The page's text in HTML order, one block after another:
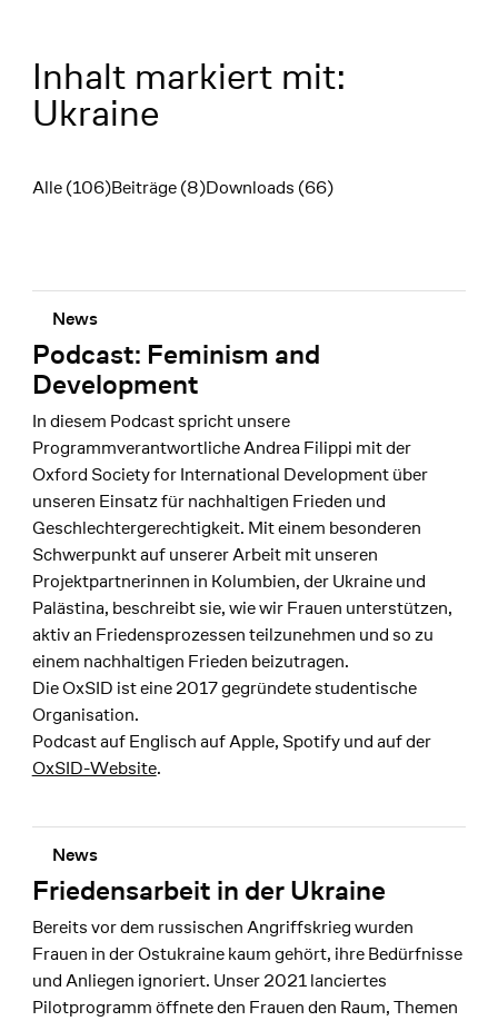
Inhalt markiert mit:
Ukraine
Filter
Alle (106)Beiträge (8)Downloads (66)
Podcast: Feminism and
Development
News
In diesem Podcast spricht unsere
Programmverantwortliche Andrea Filippi mit der
Oxford Society for International Development über
unseren Einsatz für nachhaltigen Frieden und
Geschlechtergerechtigkeit. Mit einem besonderen
Schwerpunkt auf unserer Arbeit mit unseren
Projektpartnerinnen in Kolumbien, der Ukraine und
Palästina, beschreibt sie, wie wir Frauen unterstützen,
aktiv an Friedensprozessen teilzunehmen und so zu
einem nachhaltigen Frieden beizutragen.
Die OxSID ist eine 2017 gegründete studentische
Organisation.
Podcast auf Englisch auf Apple, Spotify und auf der
OxSID-Website.
Friedensarbeit in der Ukraine
News
Bereits vor dem russischen Angriffskrieg wurden
Frauen in der Ostukraine kaum gehört, ihre Bedürfnisse
und Anliegen ignoriert. Unser 2021 lanciertes
Pilotprogramm öffnete den Frauen den Raum, Themen